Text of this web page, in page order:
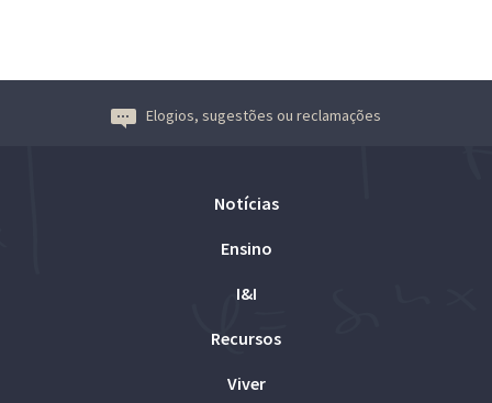
Elogios, sugestões ou reclamações
Notícias
Ensino
I&I
Recursos
Viver